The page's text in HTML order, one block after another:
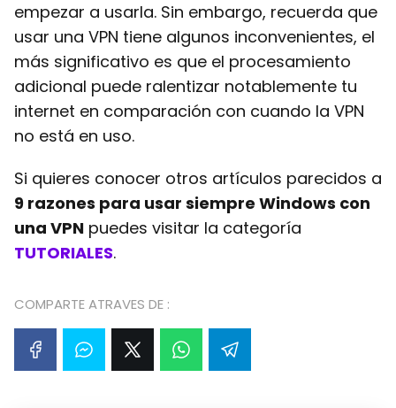
empezar a usarla. Sin embargo, recuerda que
usar una VPN tiene algunos inconvenientes, el
más significativo es que el procesamiento
adicional puede ralentizar notablemente tu
internet en comparación con cuando la VPN
no está en uso.
Si quieres conocer otros artículos parecidos a
9 razones para usar siempre Windows con
una VPN puedes visitar la categoría
TUTORIALES.
COMPARTE ATRAVES DE :